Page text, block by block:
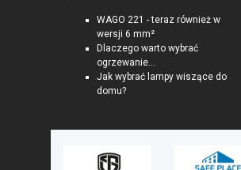
WAGO 221 - teraz również w
wersji 6 mm²
Dlaczego warto wybrać
ogrzewanie...
Jak wybrać lampy wiszące do
domu?